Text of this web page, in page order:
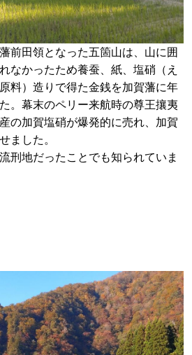
前田領となった五箇山は、山に囲
なかったため養蚕、紙、塩硝（え
料）造りで得た金銭を加賀藩に年
。幕末のペリー来航時の尊王攘夷
の加賀塩硝が爆発的に売れ、加賀
ました。
刑地だったことでも知られていま